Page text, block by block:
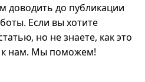
доводить до публикации
Если вы хотите
но не знаете, как это
нам. Мы поможем!